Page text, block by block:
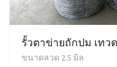
รั้วตาข่ายถักปม เทว
ขนาดลวด 2.5 มิล